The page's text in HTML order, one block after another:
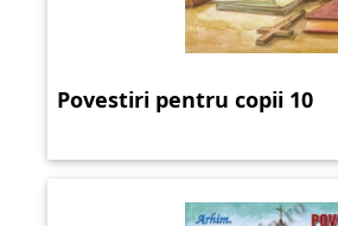
Povestiri pentru copii 10